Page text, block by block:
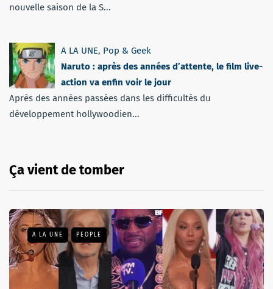
nouvelle saison de la S...
A LA UNE, Pop & Geek
Naruto : après des années d’attente, le film live-
action va enfin voir le jour
Après des années passées dans les difficultés du
développement hollywoodien...
Ça vient de tomber
A LA UNE PEOPLE